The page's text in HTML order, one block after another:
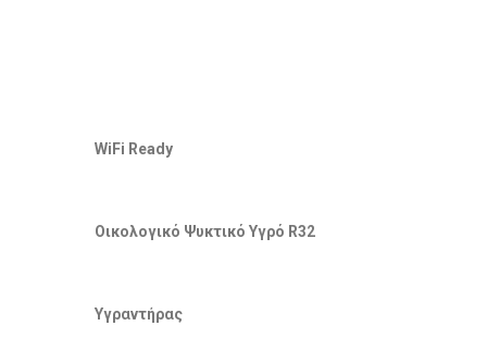
WiFi Ready
Οικολογικό Ψυκτικό Υγρό R32
Υγραντήρας